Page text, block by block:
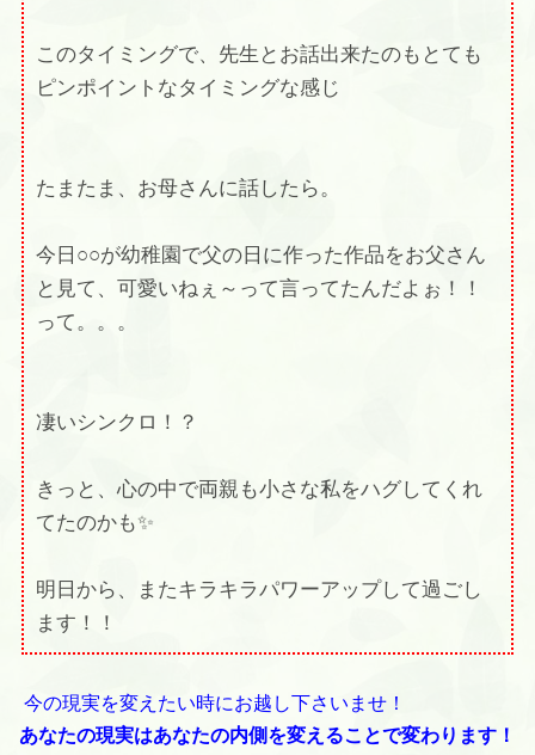
このタイミングで、先生とお話出来たのもとても
ピンポイントなタイミングな感じ
たまたま、お母さんに話したら。
今日○○が幼稚園で父の日に作った作品をお父さん
と見て、可愛いねぇ～って言ってたんだよぉ！！
って。。。
凄いシンクロ！？
きっと、心の中で両親も小さな私をハグしてくれ
てたのかも✨
明日から、またキラキラパワーアップして過ごし
ます！！
今の現実を変えたい時にお越し下さいませ！
あなたの現実はあなたの内側を変えることで変わります！